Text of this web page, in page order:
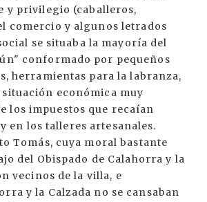
y privilegio (caballeros,
comercio y algunos letrados
se situaba la mayoría del
conformado por pequeños
herramientas para la labranza,
económica muy
los impuestos que recaían
en los talleres artesanales.
Tomás, cuya moral bastante
del Obispado de Calahorra y la
vecinos de la villa, e
y la Calzada no se cansaban